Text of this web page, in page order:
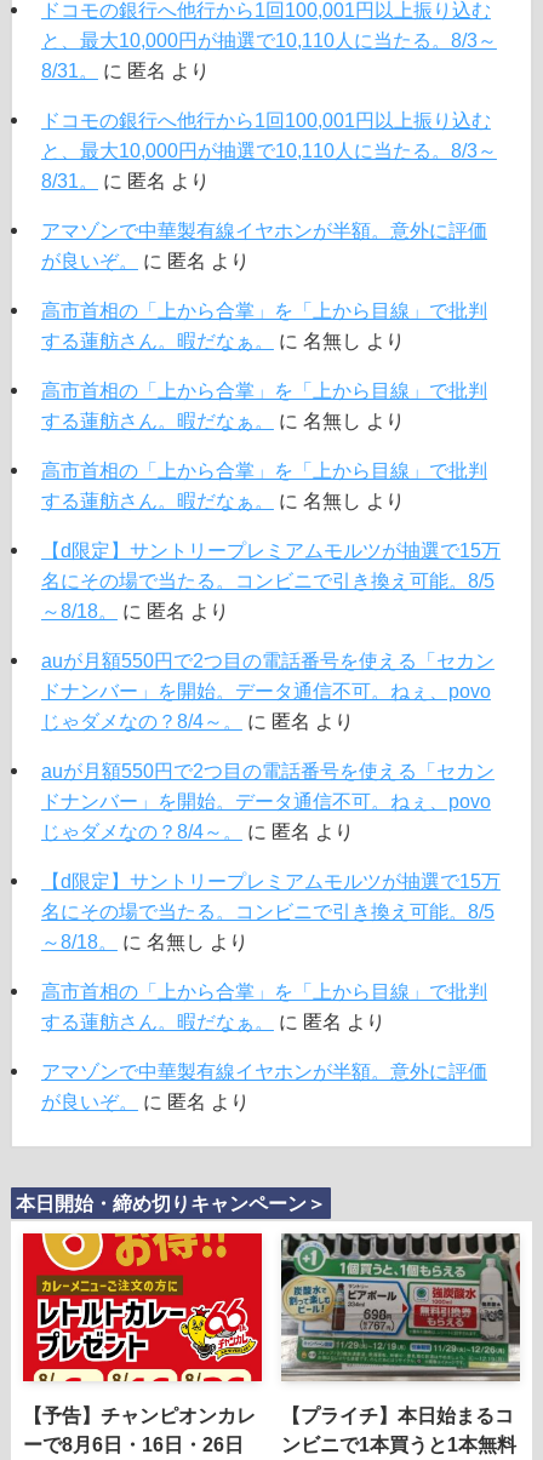
ドコモの銀行へ他行から1回100,001円以上振り込む
と、最大10,000円が抽選で10,110人に当たる。8/3～
8/31。
に 匿名 より
ドコモの銀行へ他行から1回100,001円以上振り込む
と、最大10,000円が抽選で10,110人に当たる。8/3～
8/31。
に 匿名 より
アマゾンで中華製有線イヤホンが半額。意外に評価
が良いぞ。
に 匿名 より
高市首相の「上から合掌」を「上から目線」で批判
する蓮舫さん。暇だなぁ。
に 名無し より
高市首相の「上から合掌」を「上から目線」で批判
する蓮舫さん。暇だなぁ。
に 名無し より
高市首相の「上から合掌」を「上から目線」で批判
する蓮舫さん。暇だなぁ。
に 名無し より
【d限定】サントリープレミアムモルツが抽選で15万
名にその場で当たる。コンビニで引き換え可能。8/5
～8/18。
に 匿名 より
auが月額550円で2つ目の電話番号を使える「セカン
ドナンバー」を開始。データ通信不可。ねぇ、povo
じゃダメなの？8/4～。
に 匿名 より
auが月額550円で2つ目の電話番号を使える「セカン
ドナンバー」を開始。データ通信不可。ねぇ、povo
じゃダメなの？8/4～。
に 匿名 より
【d限定】サントリープレミアムモルツが抽選で15万
名にその場で当たる。コンビニで引き換え可能。8/5
～8/18。
に 名無し より
高市首相の「上から合掌」を「上から目線」で批判
する蓮舫さん。暇だなぁ。
に 匿名 より
アマゾンで中華製有線イヤホンが半額。意外に評価
が良いぞ。
に 匿名 より
本日開始・締め切りキャンペーン＞
【予告】チャンピオンカレ
ーで8月6日・16日・26日
【プライチ】本日始まるコ
ンビニで1本買うと1本無料